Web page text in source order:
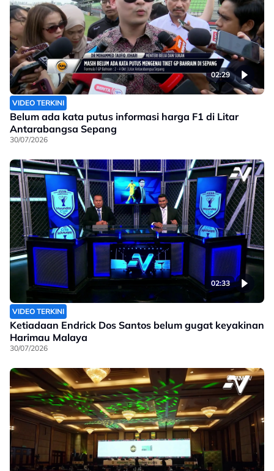
02:29
VIDEO TERKINI
Belum ada kata putus informasi harga F1 di Litar
Antarabangsa Sepang
30/07/2026
02:33
VIDEO TERKINI
Ketiadaan Endrick Dos Santos belum gugat keyakinan
Harimau Malaya
30/07/2026